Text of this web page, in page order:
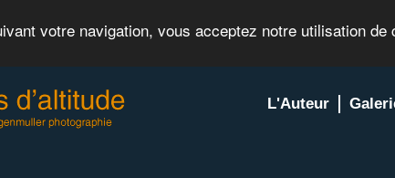
votre navigation, vous acceptez notre utilisation
L'Auteur